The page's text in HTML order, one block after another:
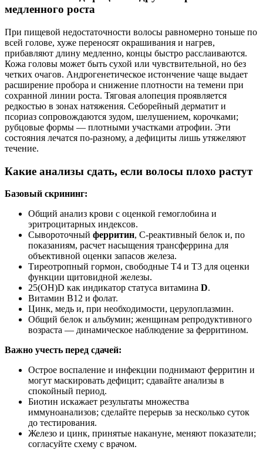
медленного роста
При пищевой недостаточности волосы равномерно тоньше по
всей голове, хуже переносят окрашивания и нагрев,
прибавляют длину медленно, концы быстро расслаиваются.
Кожа головы может быть сухой или чувствительной, но без
четких очагов. Андрогенетическое истончение чаще выдает
расширение пробора и снижение плотности на темени при
сохранной линии роста. Тяговая алопеция проявляется
редкостью в зонах натяжения. Себорейный дерматит и
псориаз сопровождаются зудом, шелушением, корочками;
рубцовые формы — плотными участками атрофии. Эти
состояния лечатся по‑разному, а дефициты лишь утяжеляют
течение.
Какие анализы сдать, если волосы плохо растут
Базовый скрининг:
Общий анализ крови с оценкой гемоглобина и
эритроцитарных индексов.
Сывороточный ферритин, С‑реактивный белок и, по
показаниям, расчет насыщения трансферрина для
объективной оценки запасов железа.
Тиреотропный гормон, свободные T4 и T3 для оценки
функции щитовидной железы.
25(OH)D как индикатор статуса витамина D.
Витамин B12 и фолат.
Цинк, медь и, при необходимости, церулоплазмин.
Общий белок и альбумин; женщинам репродуктивного
возраста — динамическое наблюдение за ферритином.
Важно учесть перед сдачей:
Острое воспаление и инфекции поднимают ферритин и
могут маскировать дефицит; сдавайте анализы в
спокойный период.
Биотин искажает результаты множества
иммуноанализов; сделайте перерыв за несколько суток
до тестирования.
Железо и цинк, принятые накануне, меняют показатели;
согласуйте схему с врачом.